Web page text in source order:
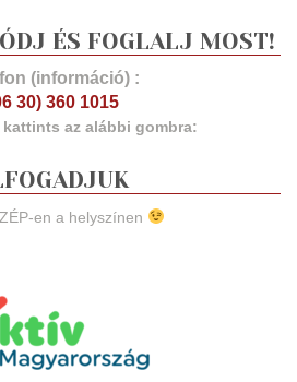
ÉS FOGLALJ MOST!
(információ) :
30) 360 1015
az alábbi gombra:
en a helyszínen